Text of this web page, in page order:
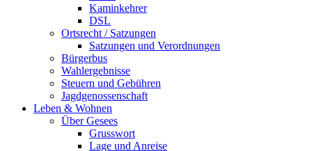
Kaminkehrer
DSL
Ortsrecht / Satzungen
Satzungen und Verordnungen
Bürgerbus
Wahlergebnisse
Steuern und Gebühren
Jagdgenossenschaft
Leben & Wohnen
Über Gesees
Grusswort
Lage und Anreise